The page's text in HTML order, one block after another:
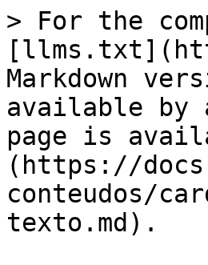
> For the
Markdown
available by
page is
(https://
conteudos/
texto.md).